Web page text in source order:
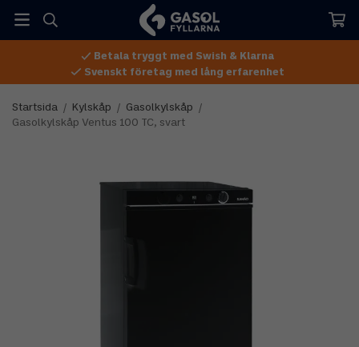
Betala tryggt med Swish & Klarna
Svenskt företag med lång erfarenhet
Startsida / Kylskåp / Gasolkylskåp
/
Gasolkylskåp Ventus 100 TC, svart